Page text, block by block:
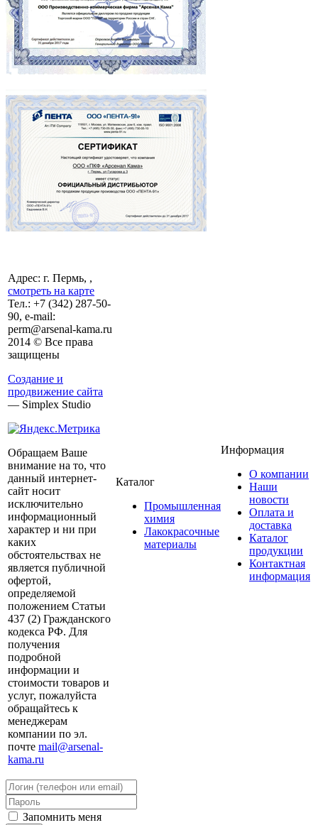
Адрес: г. Пермь, ,
смотреть на карте
Тел.: +7 (342) 287-50-
90, e-mail:
perm@arsenal-kama.ru
2014 © Все права
защищены
Создание и
продвижение сайта
— Simplex Studio
Обращаем Ваше
внимание на то, что
данный интернет-
сайт носит
исключительно
информационный
характер и ни при
каких
обстоятельствах не
является публичной
офертой,
определяемой
положением Статьи
437 (2) Гражданского
кодекса РФ. Для
получения
подробной
информации и
стоимости товаров и
услуг, пожалуйста
обращайтесь к
менеджерам
компании по эл.
почте mail@arsenal-
kama.ru
Каталог
Промышленная
химия
Лакокрасочные
материалы
Информация
О компании
Наши
новости
Оплата и
доставка
Каталог
продукции
Контактная
информация
Запомнить меня